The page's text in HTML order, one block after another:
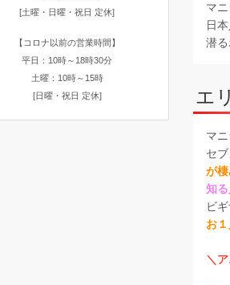
[土曜・日曜・祝日 定休]
【コロナ以前の営業時間】
平日：10時～18時30分
土曜：10時～15時
[日曜・祝日 定休]
マ
日
潜
エ
マ
セ
が
知
ビ
お
＼